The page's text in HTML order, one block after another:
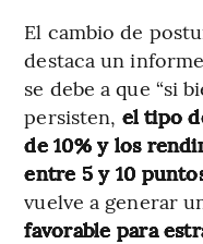
El cambio de
destaca un
se debe a que “si
persisten, el tipo
de 10% y los
entre 5 y 10
vuelve a generar
favorable para